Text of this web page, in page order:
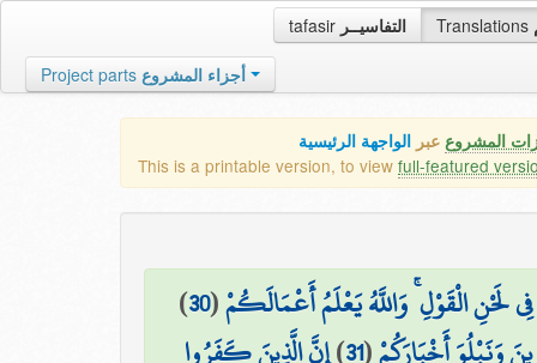
tafasir التفاسيــر Translations
Project parts أجزاء المشروع
المشروع عبر الواجهة الرئيسية
This is a printable version, to view full-featured
لَحْنِ الْقَوْلِ ۚ وَاللَّهُ يَعْلَمُ أَعْمَالَكُمْ(
30
)
وَنَبْلُوَ أَخْبَارَكُمْ(
31
)إِنَّ الَّذِينَ كَفَرُوا